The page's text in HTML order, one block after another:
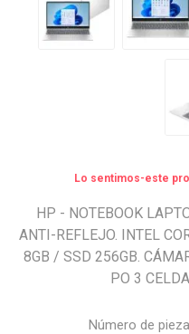
Lo sentimos-este
HP - NOTEBOOK
ANTI-REFLEJO. INTEL
8GB / SSD 256GB.
PO 3
Número de